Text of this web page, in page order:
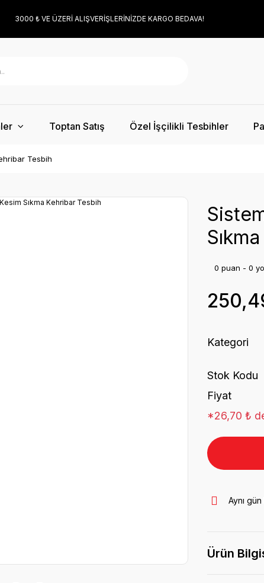
3000 ₺ VE ÜZERİ ALIŞVERİŞLERİNİZDE KARGO BEDAVA!
Toptan Satış Özel İşçilikli Tesbihler
Tesbih
0 puan - 0
Kategori
Stok Kodu
Fiyat
*26,70 ₺
Aynı
Ürün